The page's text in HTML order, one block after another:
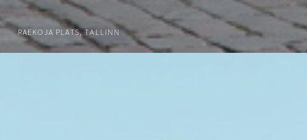
RAEKOJA PLATS, TALLINN